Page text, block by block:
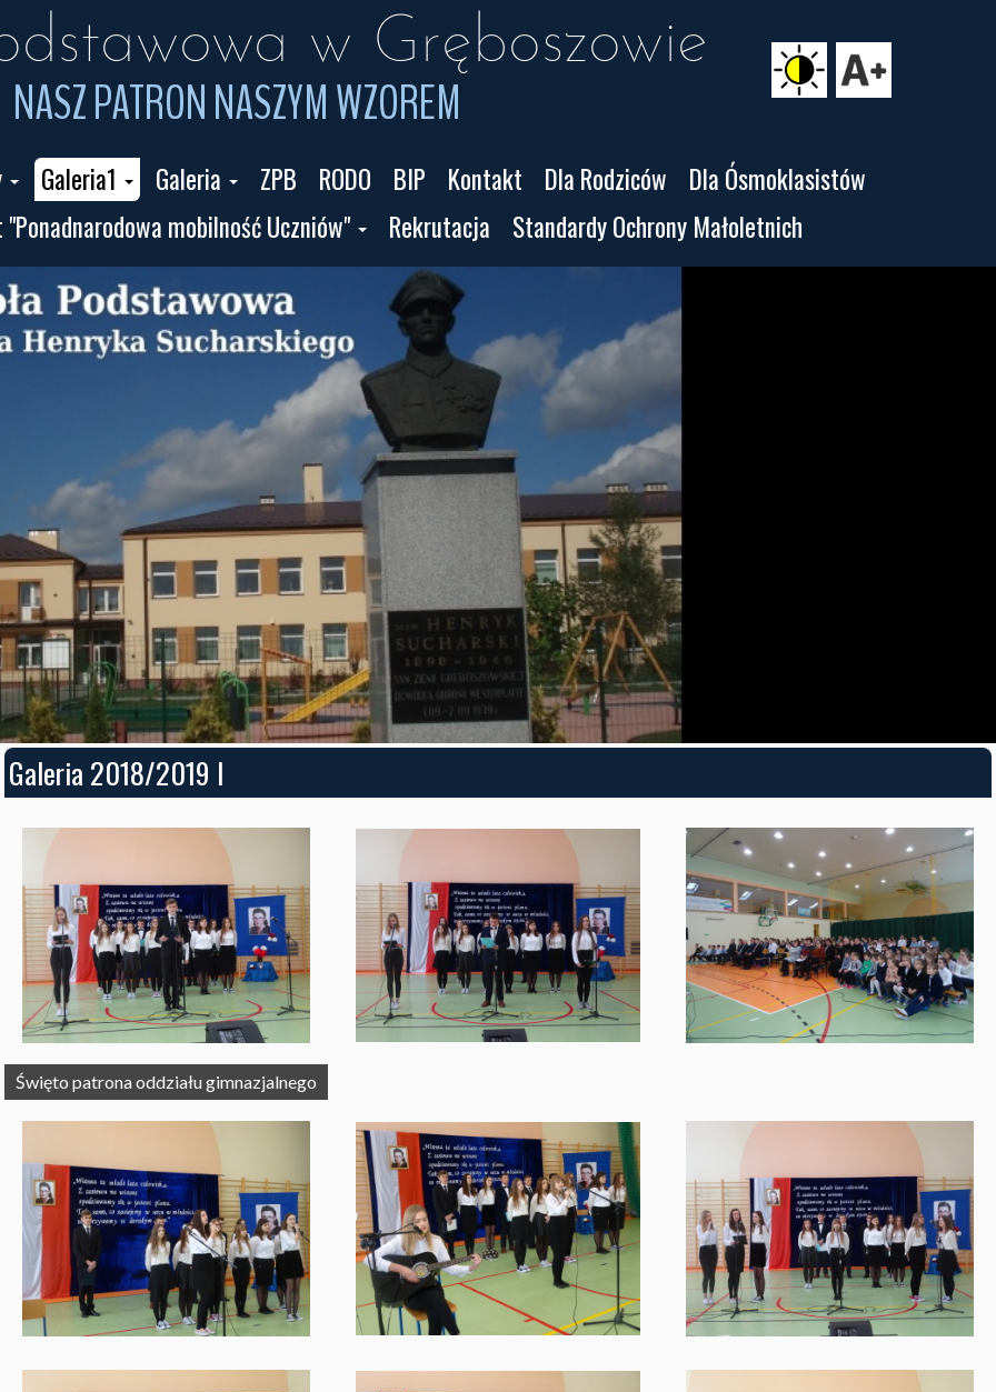
w Gręboszowie
NASZ PATRON NASZYM WZOREM
Galeria1 Galeria ZPB RODO BIP Kontakt Dla Rodziców
Dla Ósmoklasistów
mobilność Uczniów"
Rekrutacja Standardy Ochrony Małoletnich
Galeria 2018/2019 I
Święto patrona oddziału gimnazjalnego